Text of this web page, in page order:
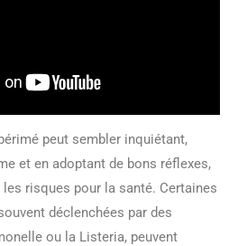
peut sembler inquiétant,
et en adoptant de bons réflexes,
risques pour la santé. Certaines
déclenchées par des
ou la Listeria, peuvent